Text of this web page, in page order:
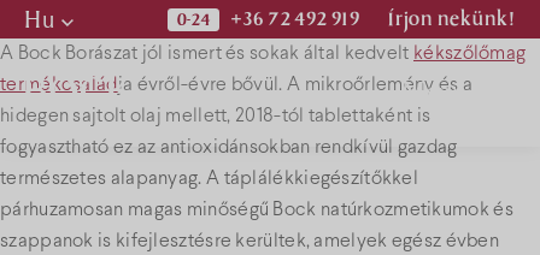
Hu
En
De
Hu +36 72 492 919 Írjon nekünk!
Menü
A Bock Borászat jól ismert és sokak által kedvelt kékszőlőmag
termékcsaládja évről-évre bővül. A mikroőrlemény és a
hidegen sajtolt olaj mellett, 2018-tól tablettaként is
fogyasztható ez az antioxidánsokban rendkívül gazdag
természetes alapanyag. A táplálékkiegészítőkkel
párhuzamosan magas minőségű Bock natúrkozmetikumok és
szappanok is kifejlesztésre kerültek, amelyek egész évben
Programok